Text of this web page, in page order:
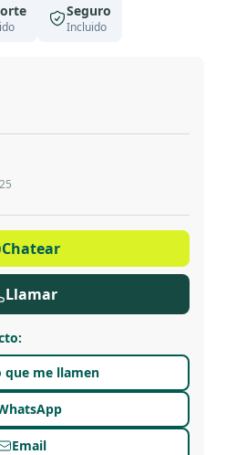
Seguro
Incluido
Chatear
Llamar
:
que me llamen
Email